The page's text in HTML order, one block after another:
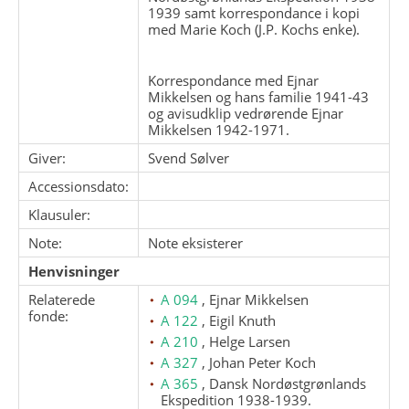
1939 samt korrespondance i kopi
med Marie Koch (J.P. Kochs enke).
Korrespondance med Ejnar
Mikkelsen og hans familie 1941-43
og avisudklip vedrørende Ejnar
Mikkelsen 1942-1971.
Giver:
Svend Sølver
Accessionsdato:
Klausuler:
Note:
Note eksisterer
Henvisninger
Relaterede
fonde:
A 094 , Ejnar Mikkelsen
A 122 , Eigil Knuth
A 210 , Helge Larsen
A 327 , Johan Peter Koch
A 365 , Dansk Nordøstgrønlands
Ekspedition 1938-1939.